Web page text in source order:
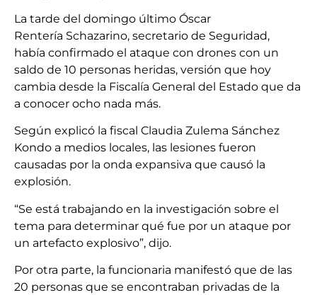
La tarde del domingo último Óscar
Rentería Schazarino, secretario de Seguridad,
había confirmado el ataque con drones con un
saldo de 10 personas heridas, versión que hoy
cambia desde la Fiscalía General del Estado que da
a conocer ocho nada más.
Según explicó la fiscal Claudia Zulema Sánchez
Kondo a medios locales, las lesiones fueron
causadas por la onda expansiva que causó la
explosión.
“Se está trabajando en la investigación sobre el
tema para determinar qué fue por un ataque por
un artefacto explosivo”, dijo.
Por otra parte, la funcionaria manifestó que de las
20 personas que se encontraban privadas de la